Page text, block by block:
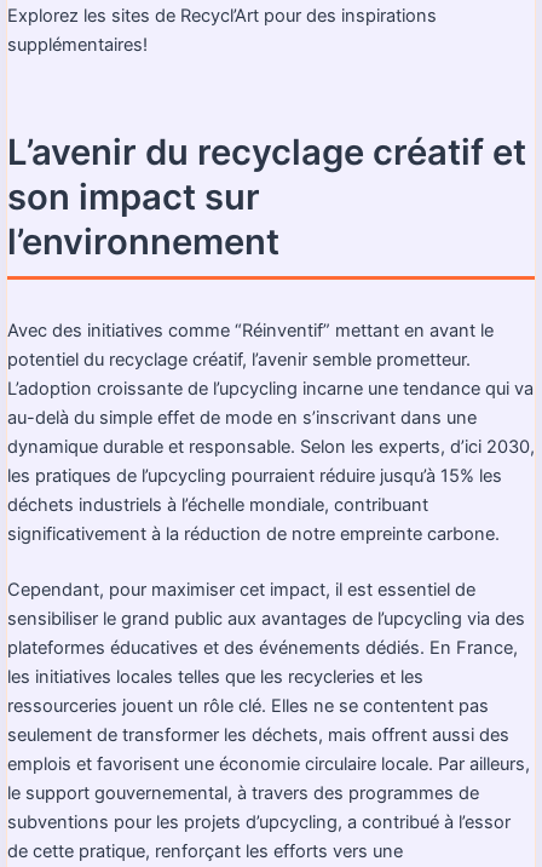
Explorez les sites de Recycl’Art pour des inspirations
supplémentaires!
L’avenir du recyclage créatif et
son impact sur
l’environnement
Avec des initiatives comme “Réinventif” mettant en avant le
potentiel du recyclage créatif, l’avenir semble prometteur.
L’adoption croissante de l’upcycling incarne une tendance qui va
au-delà du simple effet de mode en s’inscrivant dans une
dynamique durable et responsable. Selon les experts, d’ici 2030,
les pratiques de l’upcycling pourraient réduire jusqu’à 15% les
déchets industriels à l’échelle mondiale, contribuant
significativement à la réduction de notre empreinte carbone.
Cependant, pour maximiser cet impact, il est essentiel de
sensibiliser le grand public aux avantages de l’upcycling via des
plateformes éducatives et des événements dédiés. En France,
les initiatives locales telles que les recycleries et les
ressourceries jouent un rôle clé. Elles ne se contentent pas
seulement de transformer les déchets, mais offrent aussi des
emplois et favorisent une économie circulaire locale. Par ailleurs,
le support gouvernemental, à travers des programmes de
subventions pour les projets d’upcycling, a contribué à l’essor
de cette pratique, renforçant les efforts vers une